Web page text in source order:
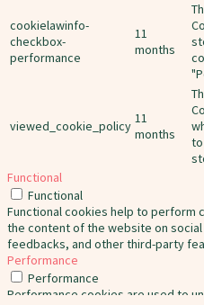
cookielawinfo-
checkbox-
performance
11
months
viewed_cookie_policy 11
months
Functional
Functional
Functional cookies help to perform
the content of the website on
feedbacks, and other third-party
Performance
Performance
Performance cookies are used to